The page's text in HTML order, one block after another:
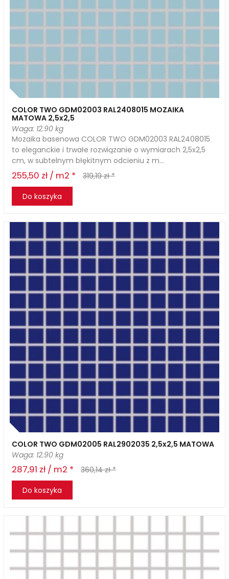
COLOR TWO GDM02003 RAL2408015 MOZAIKA
MATOWA 2,5x2,5
Waga: 12.90 kg
Mozaika basenowa COLOR TWO GDM02003 RAL2408015
to eleganckie i trwałe rozwiązanie o wymiarach 2,5x2,5
cm, w subtelnym błękitnym odcieniu z m...
255,50 zł / m2 *
319,19 zł *
Do koszyka
COLOR TWO GDM02005 RAL2902035 2,5x2,5 MATOWA
Waga: 12.90 kg
287,91 zł / m2 *
360,14 zł *
Do koszyka